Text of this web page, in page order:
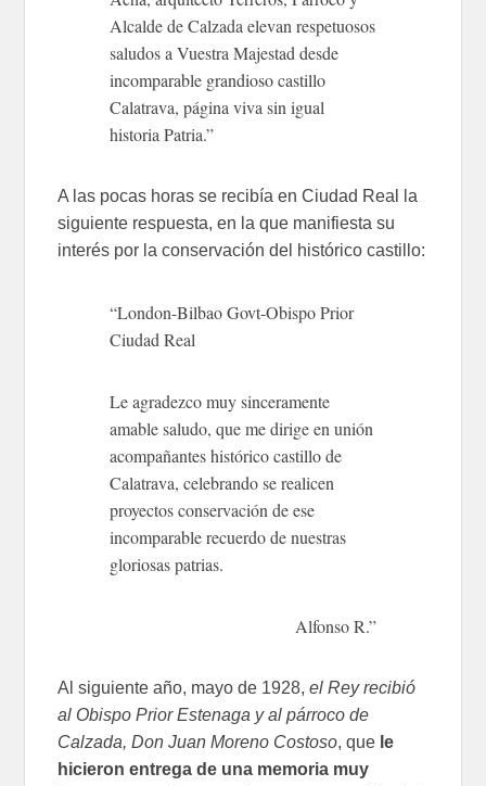
Alcalde de Calzada elevan respetuosos
saludos a Vuestra Majestad desde
incomparable grandioso castillo
Calatrava, página viva sin igual
historia Patria.”
A las pocas horas se recibía en Ciudad Real la
siguiente respuesta, en la que manifiesta su
interés por la conservación del histórico castillo:
“London-Bilbao Govt-Obispo Prior
Ciudad Real
Le agradezco muy sinceramente
amable saludo, que me dirige en unión
acompañantes histórico castillo de
Calatrava, celebrando se realicen
proyectos conservación de ese
incomparable recuerdo de nuestras
gloriosas patrias.
Alfonso R.”
Al siguiente año, mayo de 1928, el Rey recibió
al Obispo Prior Estenaga y al párroco de
Calzada, Don Juan Moreno Costoso, que le
hicieron entrega de una memoria muy